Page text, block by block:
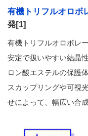
有機トリフルオロボ
発[1]
有機トリフルオロボレ
安定で扱いやすい結晶
ロン酸エステルの保護
スカップリングや可視
せによって、幅広い合